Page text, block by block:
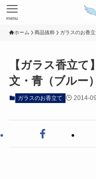
menu
ホーム 商品抜粋 ガラスのお香立
【ガラス香立
文・青（ブルー）
ガラスのお香立て 2014-